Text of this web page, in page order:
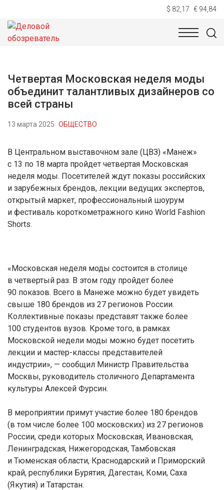
$ 82,17 € 94,84
НОВОСТИ
Четвертая Московская неделя моды
объединит талантливых дизайнеров со
всей страны
13 марта 2025 ОБЩЕСТВО
В Центральном выставочном зале (ЦВЗ) «Манеж»
с 13 по 18 марта пройдет четвертая Московская
неделя моды. Посетителей ждут показы российских
и зарубежных брендов, лекции ведущих экспертов,
открытый маркет, профессиональный шоурум
и фестиваль короткометражного кино World Fashion
Shorts.
«Московская неделя моды состоится в столице
в четвертый раз. В этом году пройдет более
90 показов. Всего в Манеже можно будет увидеть
свыше 180 брендов из 27 регионов России.
Коллективные показы представят также более
100 студентов вузов. Кроме того, в рамках
Московской недели моды можно будет посетить
лекции и мастер-классы представителей
индустрии», — сообщил Министр Правительства
Москвы, руководитель столичного Департамента
культуры Алексей Фурсин.
В мероприятии примут участие более 180 брендов
(в том числе более 100 московских) из 27 регионов
России, среди которых Московская, Ивановская,
Ленинградская, Нижегородская, Тамбовская
и Тюменская области, Краснодарский и Приморский
край, республики Бурятия, Дагестан, Коми, Саха
(Якутия) и Татарстан.